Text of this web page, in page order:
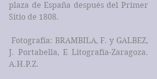
plaza de España después del Primer
Sitio de 1808.
J. Portabella, E Litografía-Zaragoza.
A.H.P.Z.